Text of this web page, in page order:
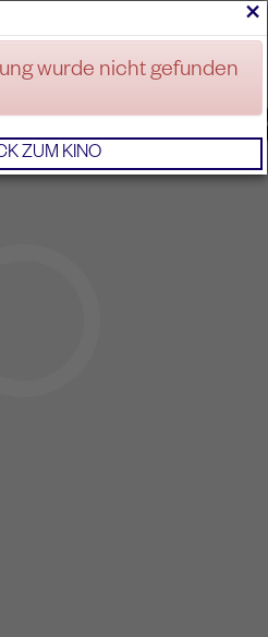
ANMELDEN
×
wurde nicht gefunden
ZUM KINO